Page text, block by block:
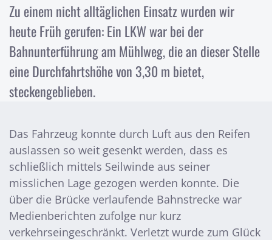
Zu einem nicht alltäglichen Einsatz wurden wir
heute Früh gerufen: Ein LKW war bei der
Bahnunterführung am Mühlweg, die an dieser Stelle
eine Durchfahrtshöhe von 3,30 m bietet,
steckengeblieben.
Das Fahrzeug konnte durch Luft aus den Reifen
auslassen so weit gesenkt werden, dass es
schließlich mittels Seilwinde aus seiner
misslichen Lage gezogen werden konnte. Die
über die Brücke verlaufende Bahnstrecke war
Medienberichten zufolge nur kurz
verkehrseingeschränkt. Verletzt wurde zum Glück